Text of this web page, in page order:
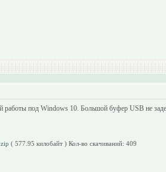
работы под Windows 10. Большой буфер USB не
( 577.95 килобайт ) Кол-во скачиваний: 409